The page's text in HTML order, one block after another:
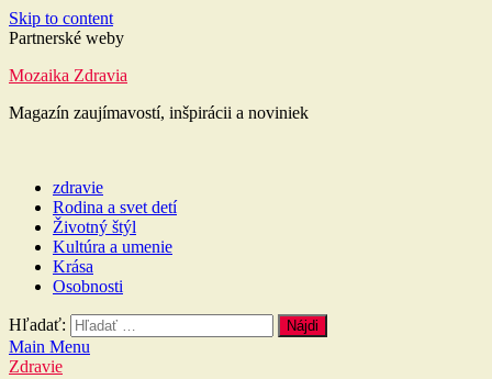
Skip to content
Partnerské weby
Mozaika Zdravia
Magazín zaujímavostí, inšpirácii a noviniek
zdravie
Rodina a svet detí
Životný štýl
Kultúra a umenie
Krása
Osobnosti
Hľadať:
Main Menu
Zdravie